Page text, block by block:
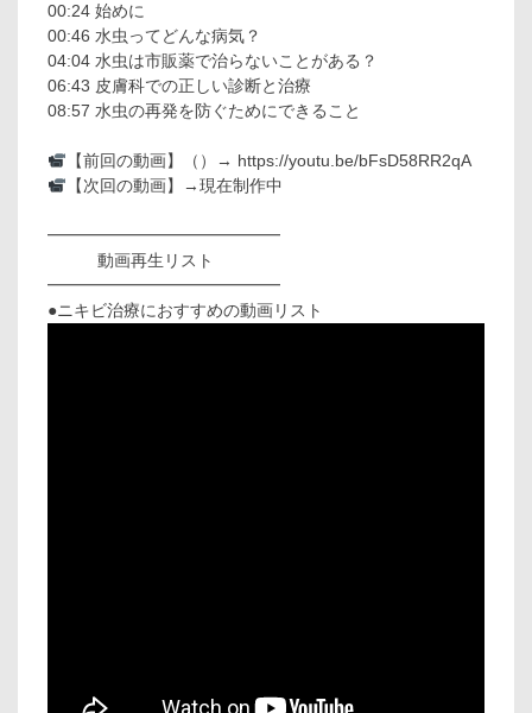
00:24 始めに
00:46 水虫ってどんな病気？
04:04 水虫は市販薬で治らないことがある？
06:43 皮膚科での正しい診断と治療
08:57 水虫の再発を防ぐためにできること
【前回の動画】（）→ https://youtu.be/bFsD58RR2qA
【次回の動画】→現在制作中
━━━━━━━━━━━━━━
動画再生リスト
━━━━━━━━━━━━━━
●ニキビ治療におすすめの動画リスト